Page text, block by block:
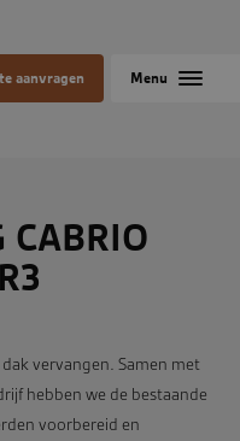
Offerte aanvragen
CABRIO
vervangen. Samen met
hebben we de bestaande
voorbereid en